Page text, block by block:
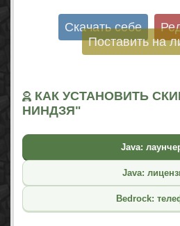
Скачать себе
Поставить на
КАК УСТАНОВИТЬ
НИНДЗЯ"
Java:
Java:
Bedrock: